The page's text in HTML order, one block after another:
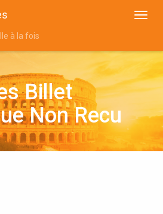
à la fois
Billet
Non Recu